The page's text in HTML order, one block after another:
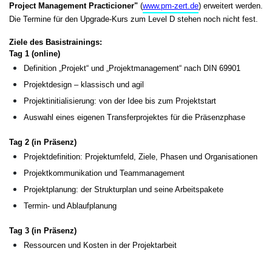
Project Management Practicioner" (www.pm-zert.de) erweitert werden.
Die Termine für den Upgrade-Kurs zum Level D stehen noch nicht fest.
Ziele des Basistrainings:
Tag 1 (online)
Definition „Projekt“ und „Projektmanagement“ nach DIN 69901
Projektdesign – klassisch und agil
Projektinitialisierung: von der Idee bis zum Projektstart
Auswahl eines eigenen Transferprojektes für die Präsenzphase
Tag 2 (in Präsenz)
Projektdefinition: Projektumfeld, Ziele, Phasen und Organisationen
Projektkommunikation und Teammanagement
Projektplanung: der Strukturplan und seine Arbeitspakete
Termin- und Ablaufplanung
Tag 3 (in Präsenz)
Ressourcen und Kosten in der Projektarbeit